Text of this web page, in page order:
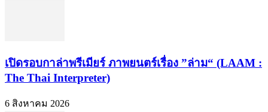
เปิดรอบกาล่าพรีเมียร์ ภาพยนตร์เรื่อง ”ล่าม“ (LAAM :
The Thai Interpreter)
6 สิงหาคม 2026